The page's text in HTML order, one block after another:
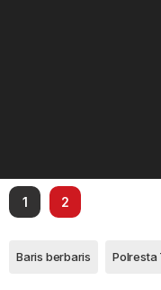
1 2
Baris berbaris